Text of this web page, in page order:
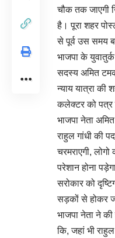
चौक तक जाएगी
है। पूरा शहर
से पूर्व उस समय
भाजपा के
सदस्य अमित
न्याय यात्रा की
कलेक्टर को पत्र
भाजपा नेता
राहुल गांधी की
चरमराएगी,
परेशान होना
सरोकार को
सड़कों से होकर
भाजपा नेता ने
कि, जहां भी